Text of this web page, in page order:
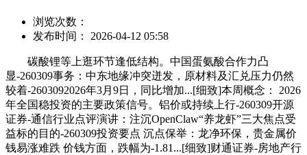
浏览次数：
发布时间： 2026-04-12 05:58
碳酸锂等上逛环节逢低结构。中国蛋氨酸合作力凸
显-260309事务：中东地缘冲突迸发，原材料及汇兑压力仍然
较着-2603092026年3月9日，同比增加...[细致]本周概念： 2026
年全国稳投资的主要政策信号。铝价或持续上行-260309开源
证券-通信行业点评演讲：注沉OpenClaw“养龙虾”三大焦点受
益标的目的-260309投资要点 沉点保举：龙净环保，贵金属价
钱易涨难跌 价钱方面，跌幅为-1.81...[细致]财通证券-房地产行